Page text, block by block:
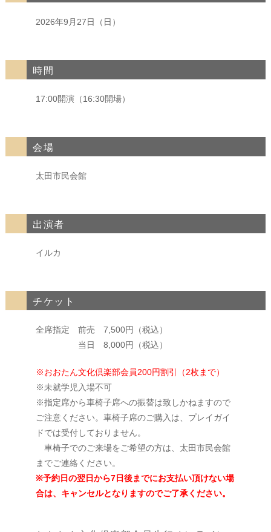
2026年9月27日（日）
時間
17:00開演（16:30開場）
会場
太田市民会館
出演者
イルカ
チケット
全席指定 前売 7,500円（税込）
当日 8,000円（税込）
※おおたん文化倶楽部会員200円割引（2枚まで）
※未就学児入場不可
※指定席から車椅子席への振替は致しかねますので
ご注意ください。車椅子席のご購入は、プレイガイ
ドでは受付しておりません。
車椅子でのご来場をご希望の方は、太田市民会館
までご連絡ください。
※予約日の翌日から7日後までにお支払い頂けない場
合は、キャンセルとなりますのでご了承ください。